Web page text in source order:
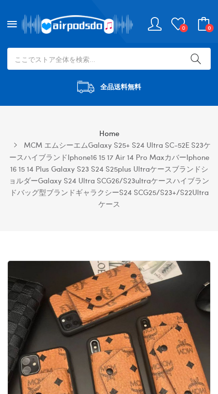
0 0
全品送料無料
Home
MCM エムシーエムGalaxy S25+ S24 Ultra SC-52E S23ケ
ースハイブランドiphone16 15 17 Air 14 Pro Maxカバーiphone
16 15 14 Plus Galaxy S23 S24 S25plus Ultraケースブランドシ
ョルダーGalaxy S24 Ultra SCG26/s23ultraケースハイブラン
ドバッグ型ブランドギャラクシーs24 SCG25/S23+/S22Ultra
ケース